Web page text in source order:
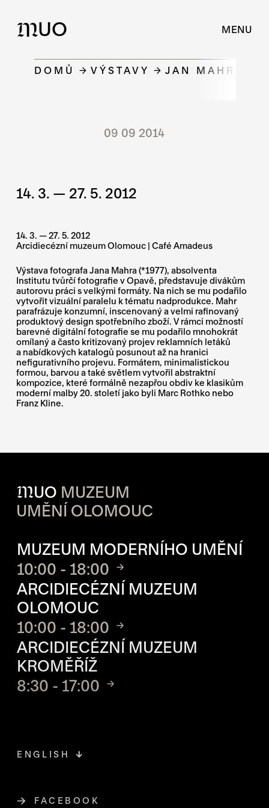
MUO MENU
DOMŮ VÝSTAVY JAN MAHR |
09 09 2014
14. 3. — 27. 5. 2012
14. 3. — 27. 5. 2012
Arcidiecézní muzeum Olomouc | Café Amadeus
Výstava fotografa Jana Mahra (*1977), absolventa
Institutu tvůrčí fotografie v Opavě, představuje divákům
autorovu práci s velkými formáty. Na nich se mu podařilo
vytvořit vizuální paralelu k tématu nadprodukce. Mahr
parafrázuje konzumní, inscenovaný a velmi rafinovaný
produktový design spotřebního zboží. V rámci možností
barevné digitální fotografie se mu podařilo mnohokrát
omílaný a často kritizovaný projev reklamních letáků
a nabídkových katalogů posunout až na hranici
nefigurativního projevu. Formátem, minimalistickou
formou, barvou a také světlem vytvořil abstraktní
kompozice, které formálně nezapřou obdiv ke klasikům
moderní malby 20. století jako byli Marc Rothko nebo
Franz Kline.
MUO MUZEUM
UMĚNÍ OLOMOUC
MUZEUM MODERNÍHO UMĚNÍ
10:00 - 18:00
ARCIDIECÉZNÍ MUZEUM
OLOMOUC
10:00 - 18:00
ARCIDIECÉZNÍ MUZEUM
KROMĚŘÍŽ
8:30 - 17:00
FACEBOOKODKAZ SE OTEVŘE NA NOVÉ
ENGLISH